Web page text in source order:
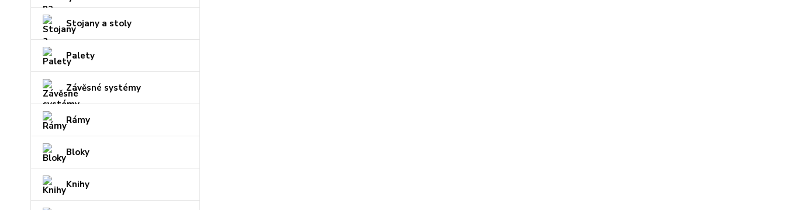
Stojany a stoly
Palety
Závěsné systémy
Rámy
Bloky
Knihy